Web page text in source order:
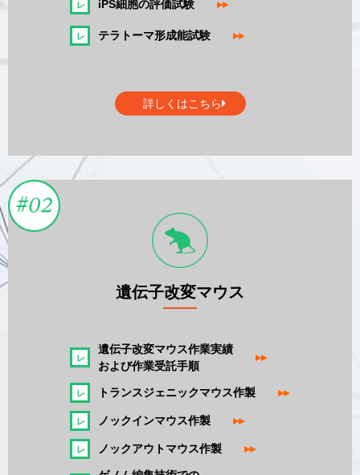
iPS細胞の評価試験▸▸
テラトーマ形成能試験▸▸
詳しくはこちら
遺伝子改変マウス
遺伝子改変マウス作業実績
および作業受託手順
▸▸
トランスジェニックマウス作製▸▸
ノックインマウス作製▸▸
ノックアウトマウス作製▸▸